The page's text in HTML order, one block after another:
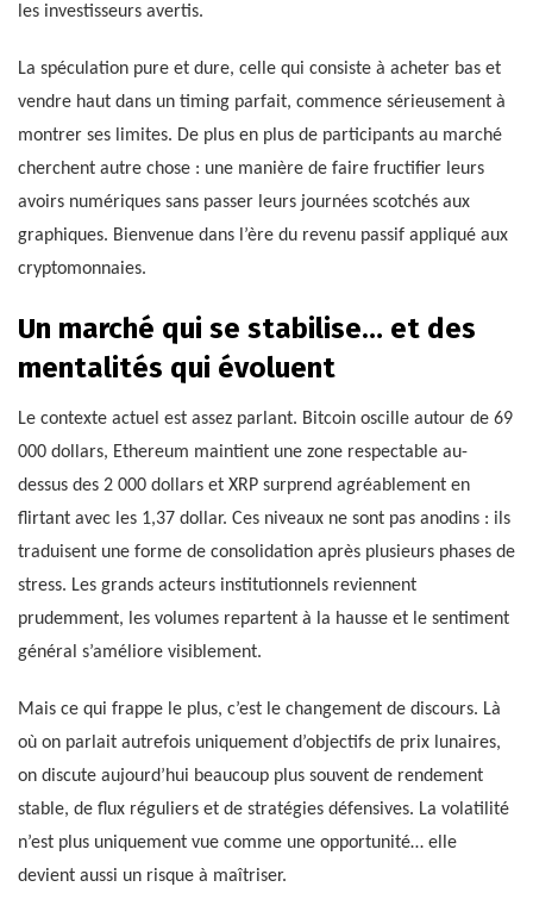
les investisseurs avertis.
La spéculation pure et dure, celle qui consiste à acheter bas et
vendre haut dans un timing parfait, commence sérieusement à
montrer ses limites. De plus en plus de participants au marché
cherchent autre chose : une manière de faire fructifier leurs
avoirs numériques sans passer leurs journées scotchés aux
graphiques. Bienvenue dans l’ère du revenu passif appliqué aux
cryptomonnaies.
Un marché qui se stabilise… et des
mentalités qui évoluent
Le contexte actuel est assez parlant. Bitcoin oscille autour de 69
000 dollars, Ethereum maintient une zone respectable au-
dessus des 2 000 dollars et XRP surprend agréablement en
flirtant avec les 1,37 dollar. Ces niveaux ne sont pas anodins : ils
traduisent une forme de consolidation après plusieurs phases de
stress. Les grands acteurs institutionnels reviennent
prudemment, les volumes repartent à la hausse et le sentiment
général s’améliore visiblement.
Mais ce qui frappe le plus, c’est le changement de discours. Là
où on parlait autrefois uniquement d’objectifs de prix lunaires,
on discute aujourd’hui beaucoup plus souvent de rendement
stable, de flux réguliers et de stratégies défensives. La volatilité
n’est plus uniquement vue comme une opportunité… elle
devient aussi un risque à maîtriser.